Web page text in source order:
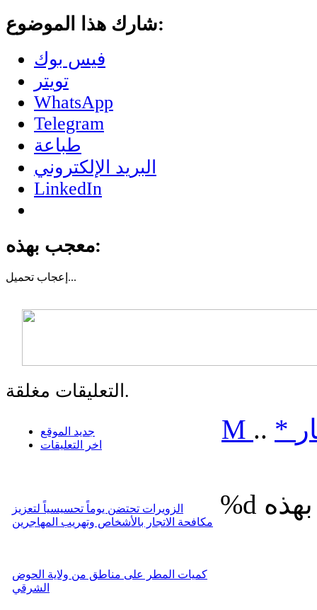
شارك هذا الموضوع:
فيس بوك
تويتر
WhatsApp
Telegram
طباعة
البريد الإلكتروني
LinkedIn
معجب بهذه:
إعجاب تحميل...
التعليقات مغلقة.
جديد الموقع
اخر التعليقات
الزويرات تحتضن يوماً تحسيسياً لتعزيز
مكافحة الاتجار بالأشخاص وتهريب المهاجرين
كميات المطر على مناطق من ولاية الحوض
الشرقي
M .. *
%d